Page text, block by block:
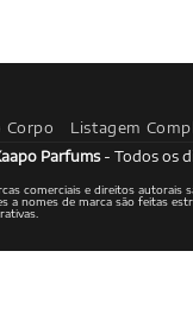
Corpo Listagem
Parfums- Todos os
comerciais e direitos
a nomes de marca são feitas